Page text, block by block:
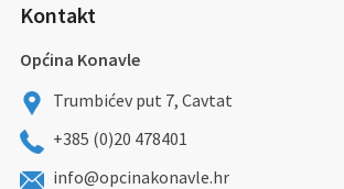
Kontakt
Općina Konavle
Trumbićev put 7, Cavtat
+385 (0)20 478401
info@opcinakonavle.hr